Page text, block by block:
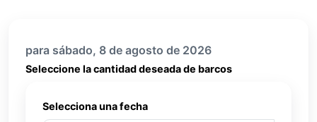
para sábado, 8 de agosto de 2026
Seleccione la cantidad deseada de barcos
Selecciona una fecha